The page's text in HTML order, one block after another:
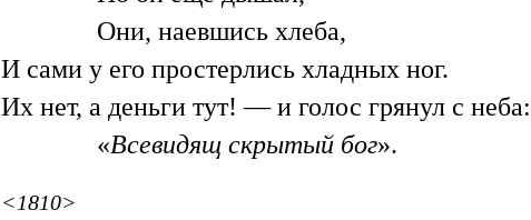
Они, наевшись хлеба,
И сами у его простерлись хладных ног.
Их нет, а деньги тут! — и голос грянул с неба:
«Всевидящ скрытый бог».
<1810>